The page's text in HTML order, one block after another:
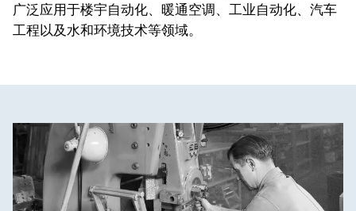
广泛应用于楼宇自动化、暖通空调、工业自动化、汽车
工程以及水和环境技术等领域。